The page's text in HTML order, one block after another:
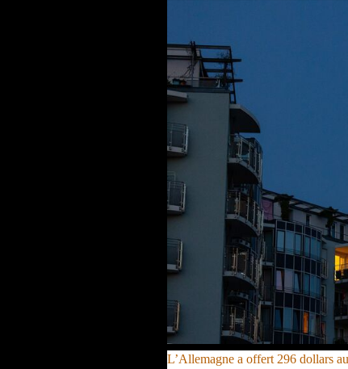
L’Allemagne a offert 296 dollars